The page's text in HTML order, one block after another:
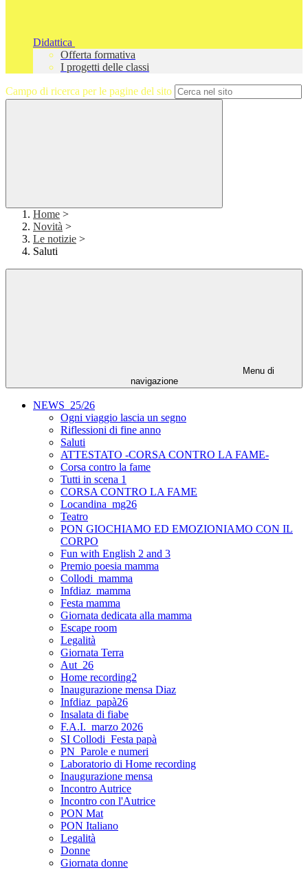
Didattica
Offerta formativa
I progetti delle classi
Campo di ricerca per le pagine del sito
Home >
Novità >
Le notizie >
Saluti
Menu di
navigazione
NEWS_25/26
Ogni viaggio lascia un segno
Riflessioni di fine anno
Saluti
ATTESTATO -CORSA CONTRO LA FAME-
Corsa contro la fame
Tutti in scena 1
CORSA CONTRO LA FAME
Locandina_mg26
Teatro
PON GIOCHIAMO ED EMOZIONIAMO CON IL
CORPO
Fun with English 2 and 3
Premio poesia mamma
Collodi_mamma
Infdiaz_mamma
Festa mamma
Giornata dedicata alla mamma
Escape room
Legalità
Giornata Terra
Aut_26
Home recording2
Inaugurazione mensa Diaz
Infdiaz_papà26
Insalata di fiabe
F.A.I._marzo 2026
SI Collodi_Festa papà
PN_Parole e numeri
Laboratorio di Home recording
Inaugurazione mensa
Incontro Autrice
Incontro con l'Autrice
PON Mat
PON Italiano
Legalità
Donne
Giornata donne